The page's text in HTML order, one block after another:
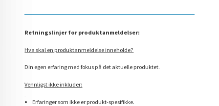
Retningslinjer for produktanmeldelser:
Hva skal en produktanmeldelse inneholde?
Din egen erfaring med fokus på det aktuelle produktet.
Vennligst ikke inkluder:
Erfaringer som ikke er produkt-spesifikke.